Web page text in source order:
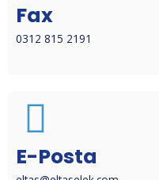
Fax
0312 815 2191
E-Posta